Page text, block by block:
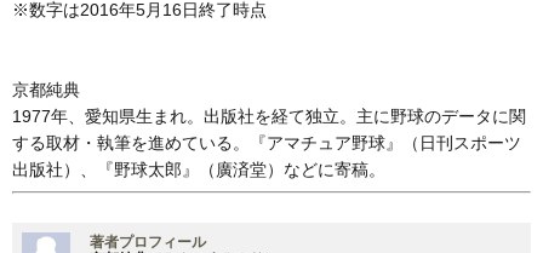
※数字は2016年5月16日終了時点
京都純典
1977年、愛知県生まれ。出版社を経て独立。主に野球のデータに関
する取材・執筆を進めている。『アマチュア野球』（日刊スポーツ
出版社）、『野球太郎』（廣済堂）などに寄稿。
著者プロフィール